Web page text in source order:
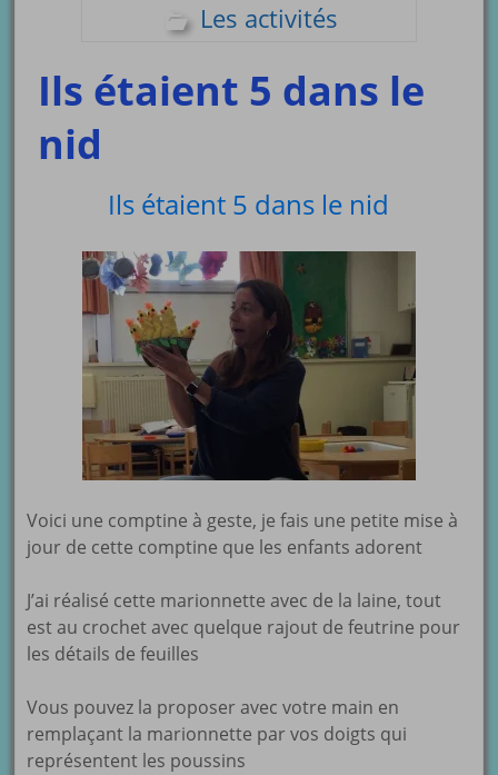
Les activités
Ils étaient 5 dans le
nid
Ils étaient 5 dans le nid
Voici une comptine à geste, je fais une petite mise à
jour de cette comptine que les enfants adorent
J’ai réalisé cette marionnette avec de la laine, tout
est au crochet avec quelque rajout de feutrine pour
les détails de feuilles
Vous pouvez la proposer avec votre main en
remplaçant la marionnette par vos doigts qui
représentent les poussins